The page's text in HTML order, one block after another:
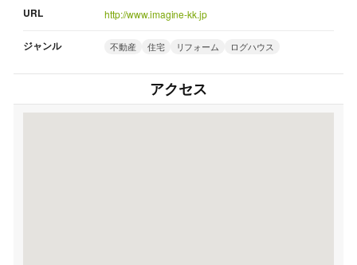
URL http://www.imagine-kk.jp
ジャンル 不動産 住宅 リフォーム ログハウス
アクセス